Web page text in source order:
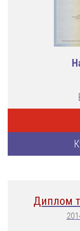
Диплом